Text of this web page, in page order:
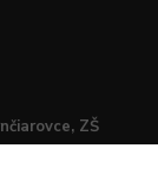
ZŠ